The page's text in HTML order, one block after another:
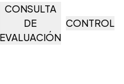
CONSULTA
DE
EVALUACIÓN